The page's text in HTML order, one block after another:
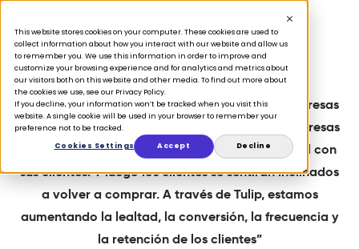
This website stores cookies on your computer. These cookies are used to
collect information about how you interact with our website and allow us
to remember you. We use this information in order to improve and
customize your browsing experience and for analytics and metrics about
our visitors both on this website and other media. To find out more about
the cookies we use, see our Privacy Policy.
If you decline, your information won’t be tracked when you visit this
website. A single cookie will be used in your browser to remember your
preference not to be tracked.
Cookies Settings
Accept Decline
“La mayoría de los clientes esperan que las empresas
comprendan sus necesidades. Y cuando las empresas
lo hacen, pueden crear una conexión emocional con
sus clientes. Y luego los clientes se sentirán inclinados
a volver a comprar. A través de Tulip, estamos
aumentando la lealtad, la conversión, la frecuencia y
la retención de los clientes”